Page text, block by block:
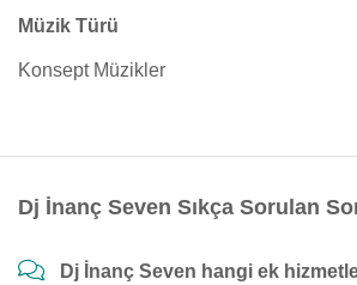
Müzik Türü
Konsept Müzikler
Dj İnanç Seven Sıkça Sorulan
Dj İnanç Seven hangi ek